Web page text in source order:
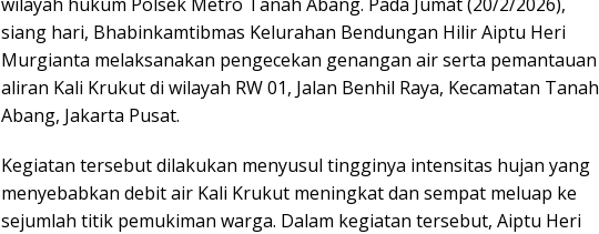
siang hari, Bhabinkamtibmas Kelurahan Bendungan Hilir Aiptu Heri
Murgianta melaksanakan pengecekan genangan air serta pemantauan
aliran Kali Krukut di wilayah RW 01, Jalan Benhil Raya, Kecamatan Tanah
Abang, Jakarta Pusat.
Kegiatan tersebut dilakukan menyusul tingginya intensitas hujan yang
menyebabkan debit air Kali Krukut meningkat dan sempat meluap ke
sejumlah titik pemukiman warga. Dalam kegiatan tersebut, Aiptu Heri